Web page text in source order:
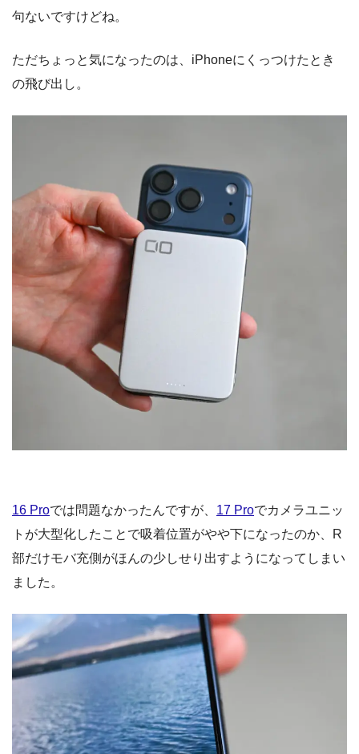
句ないですけどね。
ただちょっと気になったのは、iPhoneにくっつけたとき
の飛び出し。
16 Proでは問題なかったんですが、 17 Proでカメラユニッ
トが大型化したことで吸着位置がやや下になったのか、R
部だけモバ充側がほんの少しせり出すようになってしまい
ました。